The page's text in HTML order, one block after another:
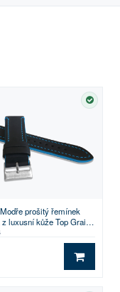
prošitý řemínek
luxusní kůže Top Grain -
DO